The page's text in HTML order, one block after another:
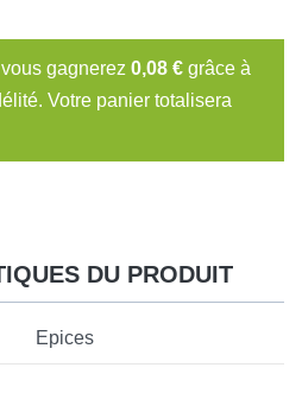
gagnerez 0,08 € grâce à
Votre panier totalisera
DU PRODUIT
Epices